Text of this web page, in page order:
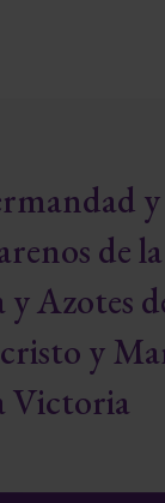
y
de la
y Azotes
y
Victoria